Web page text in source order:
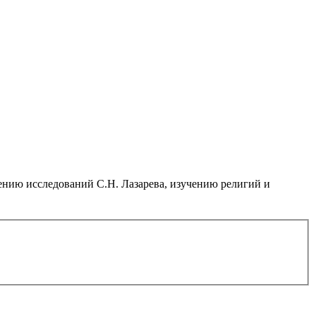
исследований С.Н. Лазарева, изучению религий и